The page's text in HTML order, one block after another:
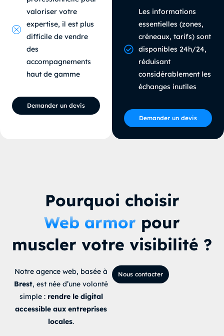
valoriser votre
expertise, il est plus
difficile de vendre
des
accompagnements
haut de gamme
Demander un devis
Les informations
essentielles (zones,
créneaux, tarifs) sont
disponibles 24h/24,
réduisant
considérablement les
échanges inutiles
Demander un devis
Pourquoi choisir
Web armor pour
muscler votre visibilité ?
Notre agence web, basée à
Brest, est née d’une volonté
simple : rendre le digital
accessible aux entreprises
locales.
Nous contacter